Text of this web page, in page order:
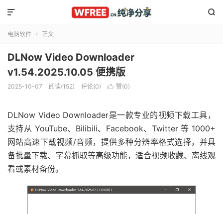


电脑软件  正文
DLNow Video Downloader
v1.54.2025.10.05 便携版
2025-10-07 阅读(152) 评论(0)  赞(0)
DLNow Video Downloader是一款专业的视频下载工具，
支持从 YouTube、Bilibili、Facebook、Twitter 等 1000+
网站高速下载视频/音频，提供多种分辨率格式选择，并具
备批量下载、字幕抓取等高级功能，适合视频收藏、离线观
看或素材备份。